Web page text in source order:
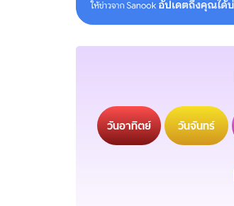
วันอาทิตย์ วันจันทร์